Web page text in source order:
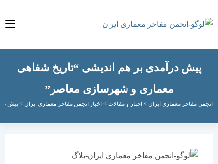
درآمدی بر هم اندیشی “تاریخ شفاهی
معماری و شهرسازی معاصر”
مفاخر معماری ایران > اخبار و مقالات>اخبار انجمن مفاخر معماری ایران > پیش درآمدی